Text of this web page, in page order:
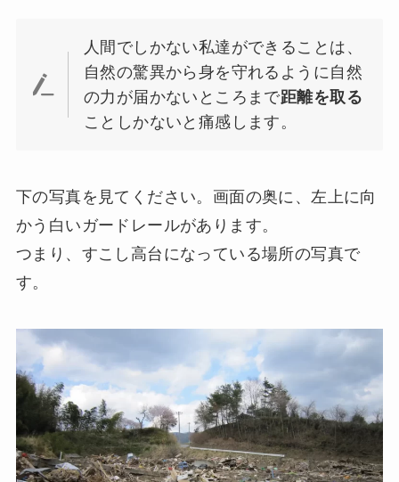
人間でしかない私達ができることは、
自然の驚異から身を守れるように自然
の力が届かないところまで距離を取る
ことしかないと痛感します。
下の写真を見てください。画面の奥に、左上に向
かう白いガードレールがあります。
つまり、すこし高台になっている場所の写真で
す。